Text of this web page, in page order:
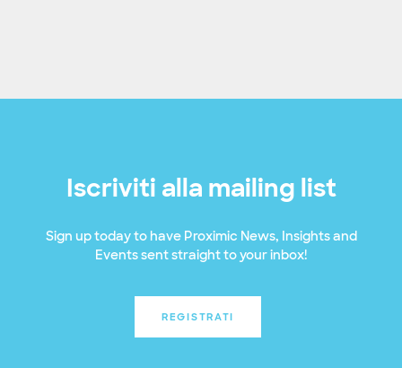
Iscriviti alla mailing list
Sign up today to have Proximic News, Insights and
Events sent straight to your inbox!
REGISTRATI